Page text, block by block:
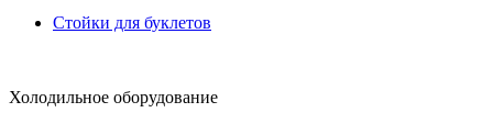
Стойки для буклетов
Холодильное оборудование